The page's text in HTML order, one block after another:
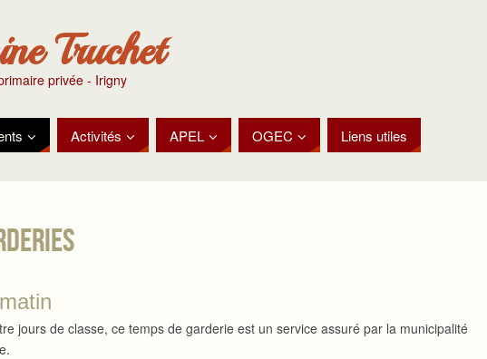
Truchet
privée - Irigny
Activités APEL OGEC Liens utiles
jours de classe, ce temps de garderie est un service assuré par la municipalité